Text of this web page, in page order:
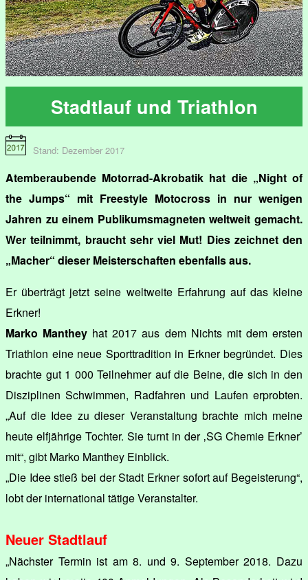
Stadtlauf und Triathlon
Stand: Dezember 2017
Atemberaubende Motorrad-Akrobatik hat die „Night of
the Jumps“ mit Freestyle Motocross in nur wenigen
Jahren zu einem Publikumsmagneten weltweit gemacht.
Wer teilnimmt, braucht sehr viel Mut! Dies zeichnet den
„Macher“ dieser Meisterschaften ebenfalls aus.
Er überträgt jetzt seine weltweite Erfahrung auf das kleine
Erkner!
Marko Manthey hat 2017 aus dem Nichts mit dem ersten
Triathlon eine neue Sporttradition in Erkner begründet. Dies
brachte gut 1 000 Teilnehmer auf die Beine, die sich in den
Disziplinen Schwimmen, Radfahren und Laufen erprobten.
„Auf die Idee zu dieser Veranstaltung brachte mich meine
heute elfjährige Tochter. Sie turnt in der ‚SG Chemie Erkner’
mit“, gibt Marko Manthey Einblick.
„Die Idee stieß bei der Stadt Erkner sofort auf Begeisterung“,
lobt der international tätige Veranstalter.
Neuer Stadtlauf
„Nächster Termin ist am 8. und 9. September 2018. Dazu